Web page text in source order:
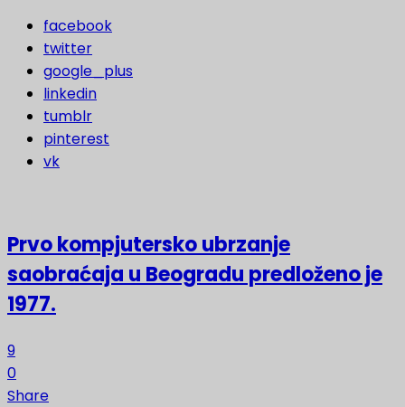
facebook
twitter
google_plus
linkedin
tumblr
pinterest
vk
Prvo kompjutersko ubrzanje
saobraćaja u Beogradu predloženo je
1977.
9
0
Share